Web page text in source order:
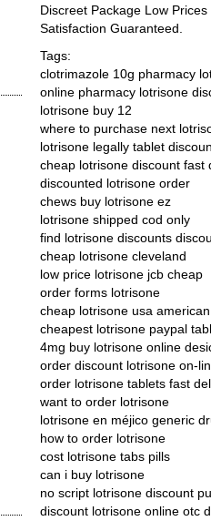
Discreet Package Low
Satisfaction Guaranteed.
Tags:
clotrimazole 10g pharmacy
online pharmacy lotrisone
lotrisone buy 12
where to purchase next
lotrisone legally tablet
cheap lotrisone discount fast
discounted lotrisone order
chews buy lotrisone ez
lotrisone shipped cod only
find lotrisone discounts
cheap lotrisone cleveland
low price lotrisone jcb cheap
order forms lotrisone
cheap lotrisone usa
cheapest lotrisone paypal
4mg buy lotrisone online
order discount lotrisone on-
order lotrisone tablets fast
want to order lotrisone
lotrisone en méjico generic
how to order lotrisone
cost lotrisone tabs pills
can i buy lotrisone
no script lotrisone discount
discount lotrisone online otc